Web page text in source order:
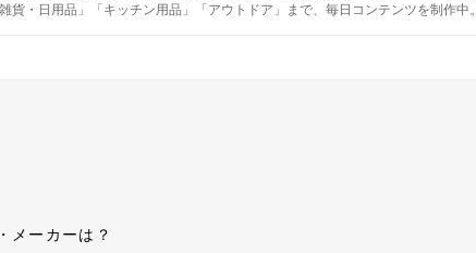
貨・日用品」「キッチン用品」「アウトドア」まで、毎日コンテンツを制作中。
メーカーは？